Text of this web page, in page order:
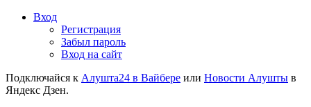
Вход
Регистрация
Забыл пароль
Вход на сайт
Подключайся к Алушта24 в Вайбере или Новости Алушты в
Яндекс Дзен.